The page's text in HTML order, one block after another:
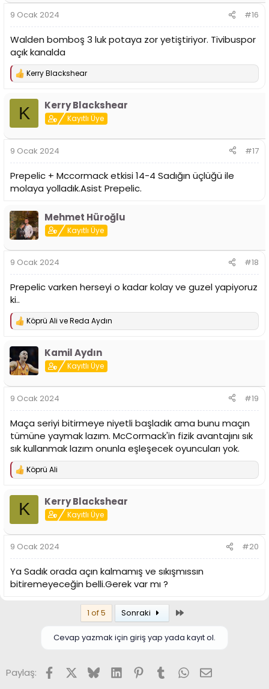
9 Ocak 2024 #16
Walden bomboş 3 luk potaya zor yetiştiriyor. Tivibuspor
açık kanalda
T
p
l
Kerry Blackshear
K Kerry Blackshear
Kayıtlı Üye
9 Ocak 2024 #17
Prepelic + Mccormack etkisi 14-4 Sadığın üçlüğü ile
molaya yolladık.Asist Prepelic.
Mehmet Hüroğlu
Kayıtlı Üye
9 Ocak 2024 #18
Prepelic varken herseyi o kadar kolay ve guzel yapiyoruz
ki..
T
p
i
l
Köprü Ali veReda Aydın
Kamil Aydın
Kayıtlı Üye
9 Ocak 2024 #19
Maça seriyi bitirmeye niyetli başladık ama bunu maçın
tümüne yaymak lazım. McCormack'in fizik avantajını sık
sık kullanmak lazım onunla eşleşecek oyuncuları yok.
T
Köprü Ali
K Kerry Blackshear
Kayıtlı Üye
9 Ocak 2024 #20
Ya Sadık orada açın kalmamış ve sıkışmıssın
bitiremeyeceğin belli.Gerek var mı ?
1 of 5 Sonraki
Cevap yazmak için giriş yap yada kayıt ol.
Paylaş: FacebookX (Twitter)
BlueskyLinkedInPinterest
TumblrWhatsApp
E-posta